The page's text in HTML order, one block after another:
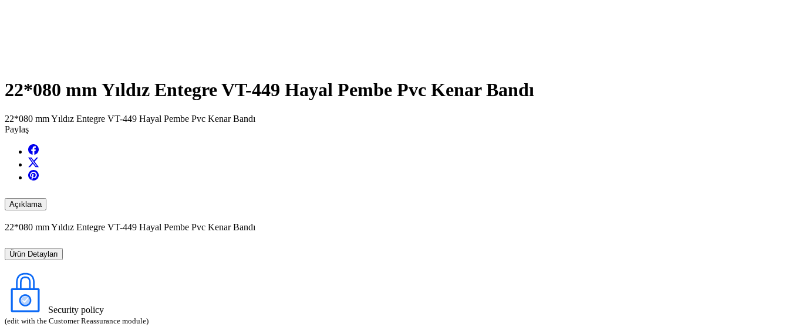
22*080 mm Yıldız Entegre VT-449 Hayal Pembe Pvc Kenar Bandı
22*080 mm Yıldız Entegre VT-449 Hayal Pembe Pvc Kenar Bandı
Paylaş
Açıklama
22*080 mm Yıldız Entegre VT-449 Hayal Pembe Pvc Kenar Bandı
Ürün Detayları
Security policy
(edit with the Customer Reassurance module)